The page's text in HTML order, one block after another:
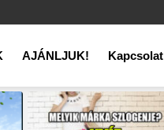
AJÁNLJUK! Kapcsolat